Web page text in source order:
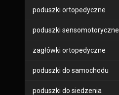
poduszki ortopedyczne
poduszki sensomotoryczne
zagłówki ortopedyczne
poduszki do samochodu
poduszki do siedzenia